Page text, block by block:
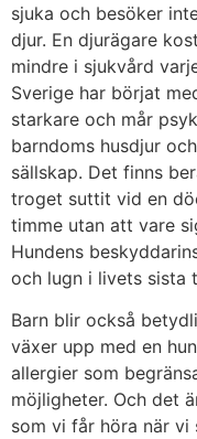
sjuka och besöker
djur. En djurägare
mindre i sjukvård
Sverige har börjat
starkare och mår
barndoms husdjur
sällskap. Det finns
troget suttit vid en
timme utan att vare
Hundens
och lugn i livets sista
Barn blir också
växer upp med en
allergier som
möjligheter. Och det
som vi får höra när